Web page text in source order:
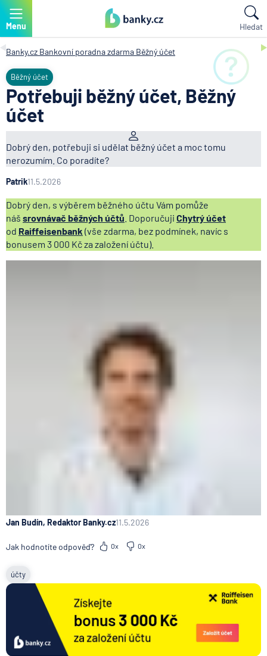
Menu Hledat
Banky.cz Bankovní poradna zdarma Běžný účet
Běžný účet
Potřebuji běžný účet, Běžný
účet
Dobrý den, potřebuji si udělat běžný účet a moc tomu
nerozumím. Co poradíte?
Patrik11.5.2026
Dobrý den, s výběrem běžného účtu Vám pomůže
náš srovnávač běžných účtů . Doporučuji Chytrý účet
od Raiffeisenbank (vše zdarma, bez podmínek, navíc s
bonusem 3 000 Kč za založení účtu).
Jan Budín, Redaktor Banky.cz11.5.2026
Jak hodnotíte odpověď? 0x 0x
účty